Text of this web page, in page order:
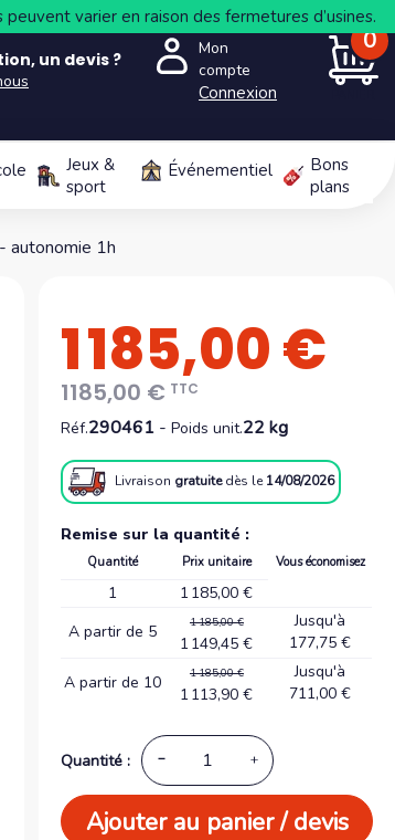
varier en raison des fermetures d’usines.
un devis ?
Mon
compte
Connexion
0
Jeux &
sport
Événementiel
Bons
plans
autonomie 1h
1 185,00 €
1185,00 € TTC
Réf.290461 -Poids unit.22 kg
Livraison gratuite dès le 14/08/2026
Remise sur la quantité :
Quantité Prix unitaire Vous économisez
1
1 185,00 €
A partir de 5
1 185,00 €
1 149,45 €
Jusqu'à
177,75 €
A partir de 10
1 185,00 €
1 113,90 €
Jusqu'à
711,00 €
Quantité :
Ajouter au panier / devis